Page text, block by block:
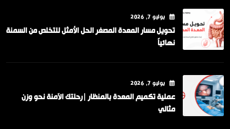
يوليو 7
, 2026
تحويل مسار المعدة المصغر الحل الأمثل للتخلص من السمنة
نهائياً
يوليو 7
, 2026
عملية تكميم المعدة بالمنظار |رحلتك الآمنة نحو وزن
مثالي